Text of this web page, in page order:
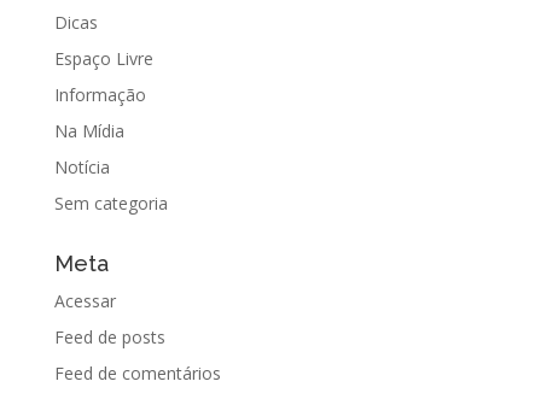
Dicas
Espaço Livre
Informação
Na Mídia
Notícia
Sem categoria
Meta
Acessar
Feed de posts
Feed de comentários